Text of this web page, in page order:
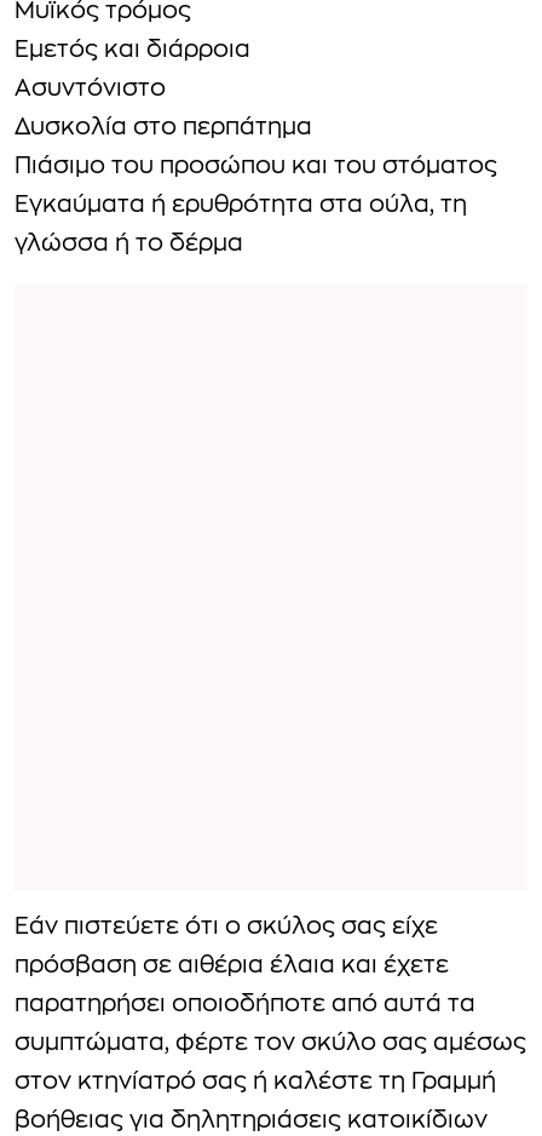
Μυϊκός τρόμος
Εμετός και διάρροια
Ασυντόνιστο
Δυσκολία στο περπάτημα
Πιάσιμο του προσώπου και του στόματος
Εγκαύματα ή ερυθρότητα στα ούλα, τη
γλώσσα ή το δέρμα
Εάν πιστεύετε ότι ο σκύλος σας είχε
πρόσβαση σε αιθέρια έλαια και έχετε
παρατηρήσει οποιοδήποτε από αυτά τα
συμπτώματα, φέρτε τον σκύλο σας αμέσως
στον κτηνίατρό σας ή καλέστε τη Γραμμή
βοήθειας για δηλητηριάσεις κατοικίδιων